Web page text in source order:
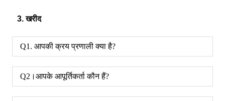
3. खरीद
Q1. आपकी क्रय प्रणाली क्या है?
Q2।आपके आपूर्तिकर्ता कौन हैं?